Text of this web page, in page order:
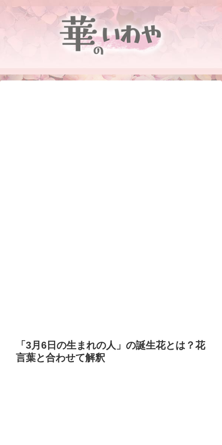
「3月6日の生まれの人」の誕生花とは？花
言葉と合わせて解釈